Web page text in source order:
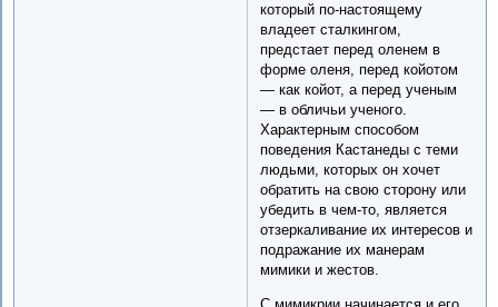
который по-настоящему
владеет сталкингом,
предстает перед оленем в
форме оленя, перед койотом
— как койот, а перед ученым
— в обличьи ученого.
Характерным способом
поведения Кастанеды с теми
людьми, которых он хочет
обратить на свою сторону или
убедить в чем-то, является
отзеркаливание их интересов и
подражание их манерам
мимики и жестов.